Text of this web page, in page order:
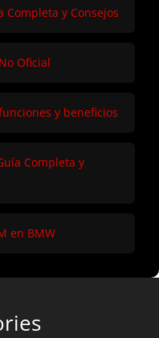
Completa y Consejos
Oficial
y beneficios
Completa y
en BMW